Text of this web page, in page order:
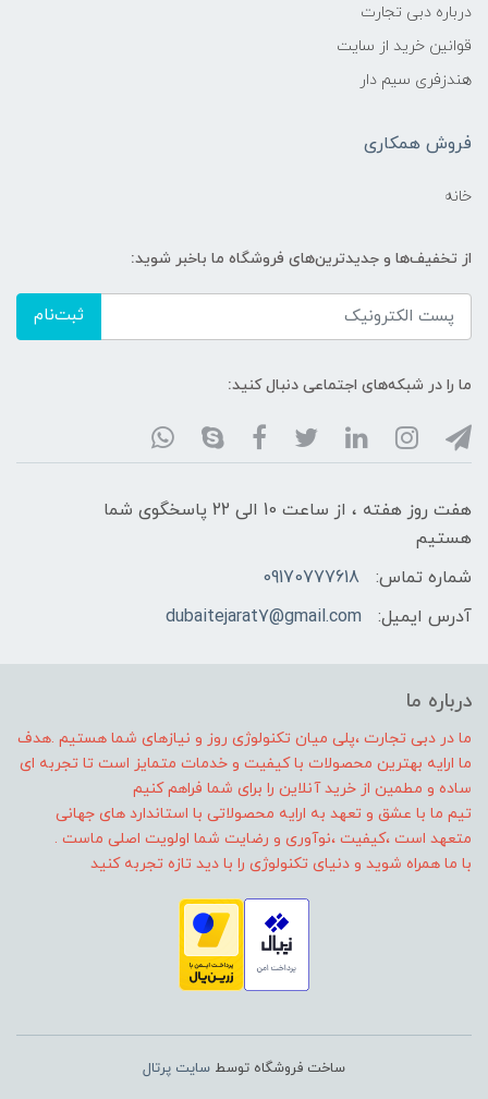
درباره دبی تجارت
قوانین خرید از سایت
هندزفری سیم دار
فروش همکاری
خانه
از تخفیف‌ها و جدیدترین‌های فروشگاه ما باخبر شوید:
ثبت‌نام
ما را در شبکه‌های اجتماعی دنبال کنید:
هفت روز هفته ، از ساعت 10 الی 22 پاسخگوی شما
هستیم
شماره تماس:
09170777618
آدرس ایمیل:
dubaitejarat7@gmail.com
درباره ما
ما در دبی تجارت ،پلی میان تکنولوژی روز و نیازهای شما هستیم .هدف
ما ارایه بهترین محصولات با کیفیت و خدمات متمایز است تا تجربه ای
ساده و مطمین از خرید آنلاین را برای شما فراهم کنیم
تیم ما با عشق و تعهد به ارایه محصولاتی با استاندارد های جهانی
متعهد است ،کیفیت ،نوآوری و رضایت شما اولویت اصلی ماست .
با ما همراه شوید و دنیای تکنولوژی را با دید تازه تجربه کنید
ساخت فروشگاه توسط سایت پرتال